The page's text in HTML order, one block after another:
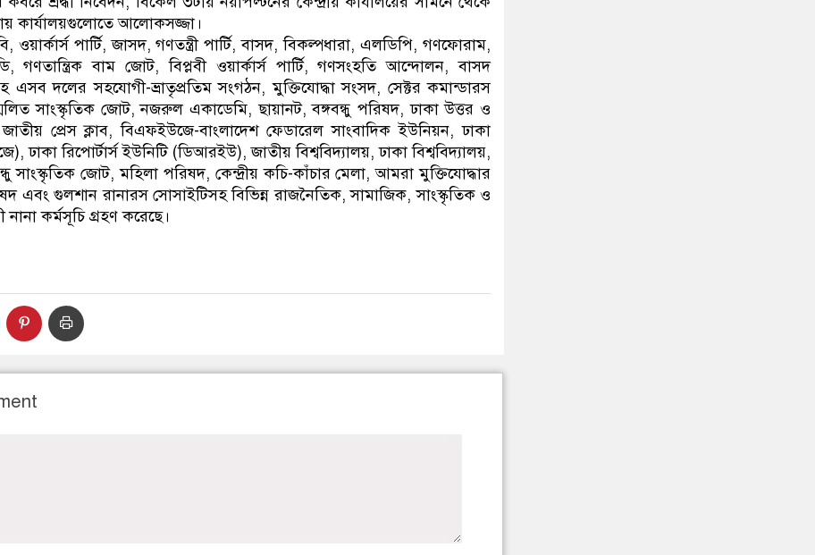
কার্যালয়গুলোতে আলোকসজ্জা।
ওয়ার্কার্স পার্টি, জাসদ, গণতন্ত্রী পার্টি, বাসদ, বিকল্পধারা, এলডিপি, গণফোরাম,
গণতান্ত্রিক বাম জোট, বিপ্লবী ওয়ার্কার্স পার্টি, গণসংহতি আন্দোলন, বাসদ
এসব দলের সহযোগী-ভ্রাতৃপ্রতিম সংগঠন, মুক্তিযোদ্ধা সংসদ, সেক্টর কমান্ডারস
সাংস্কৃতিক জোট, নজরুল একাডেমি, ছায়ানট, বঙ্গবন্ধু পরিষদ, ঢাকা উত্তর ও
প্রেস ক্লাব, বিএফইউজে-বাংলাদেশ ফেডারেল সাংবাদিক ইউনিয়ন, ঢাকা
ঢাকা রিপোর্টার্স ইউনিটি (ডিআরইউ), জাতীয় বিশ্ববিদ্যালয়, ঢাকা বিশ্ববিদ্যালয়,
সাংস্কৃতিক জোট, মহিলা পরিষদ, কেন্দ্রীয় কচি-কাঁচার মেলা, আমরা মুক্তিযোদ্ধার
এবং গুলশান রানারস সোসাইটিসহ বিভিন্ন রাজনৈতিক, সামাজিক, সাংস্কৃতিক ও
কর্মসূচি গ্রহণ করেছে।